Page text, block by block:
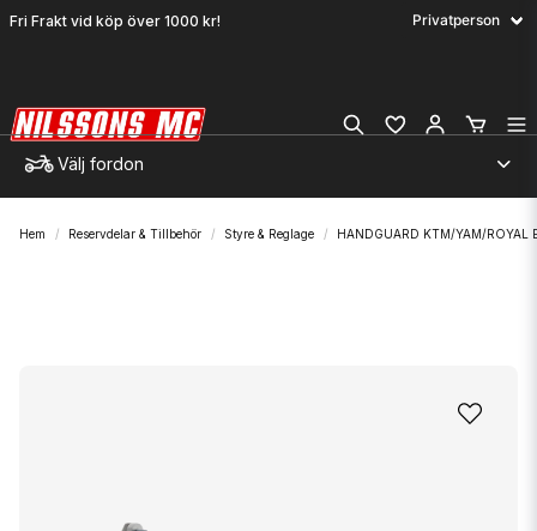
Fri Frakt vid köp över 1000 kr!
Välj fordon
Hem Reservdelar & Tillbehör Styre & Reglage HANDGUARD KTM/YAM/ROYAL